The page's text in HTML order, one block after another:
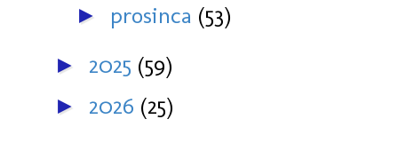
► prosinca (53)
► 2025 (59)
► 2026 (25)